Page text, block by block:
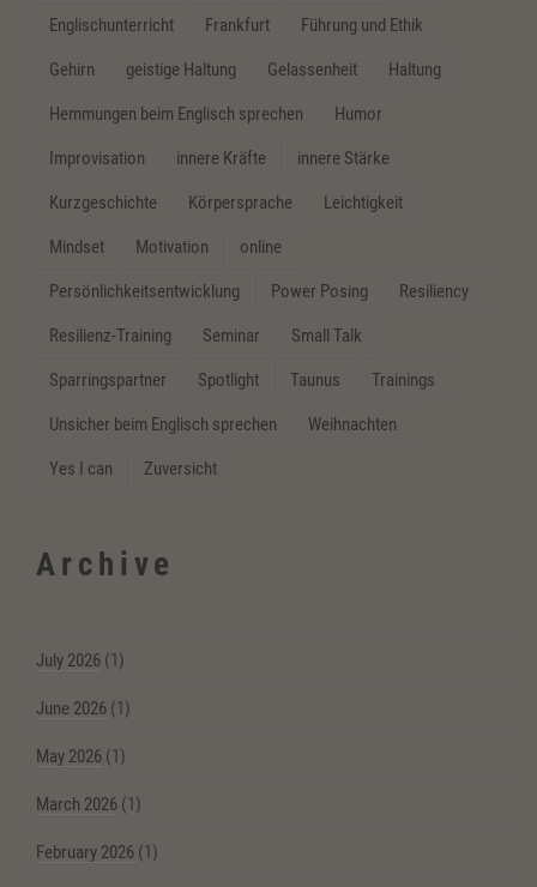
Englischunterricht Frankfurt Führung und Ethik
Gehirn geistige Haltung Gelassenheit Haltung
Hemmungen beim Englisch sprechen Humor
Improvisation innere Kräfte innere Stärke
Kurzgeschichte Körpersprache Leichtigkeit
Mindset Motivation online
Persönlichkeitsentwicklung Power Posing Resiliency
Resilienz-Training Seminar Small Talk
Sparringspartner Spotlight Taunus Trainings
Unsicher beim Englisch sprechen Weihnachten
Yes I can Zuversicht
Archive
July 2026 (1)
June 2026 (1)
May 2026 (1)
March 2026 (1)
February 2026 (1)